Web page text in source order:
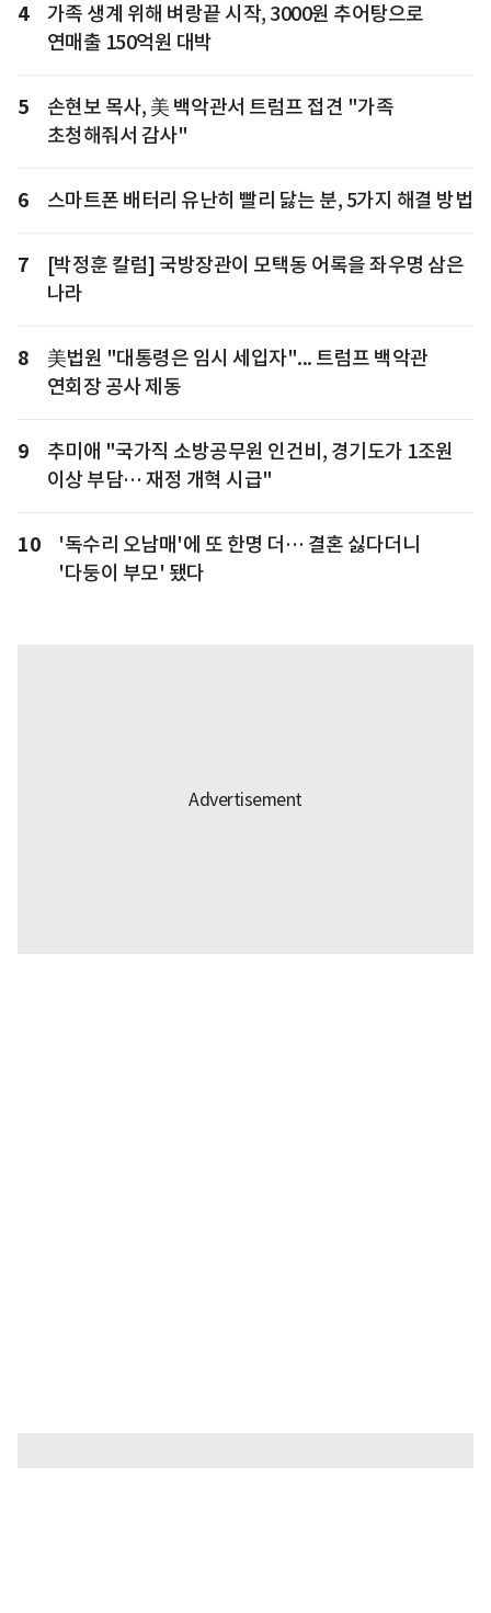
4
가족 생계 위해 벼랑끝 시작, 3000원 추어탕으로
연매출 150억원 대박
5
손현보 목사, 美 백악관서 트럼프 접견 "가족
초청해줘서 감사"
6 스마트폰 배터리 유난히 빨리 닳는 분, 5가지 해결 방법
7
[박정훈 칼럼] 국방장관이 모택동 어록을 좌우명 삼은
나라
8
美법원 "대통령은 임시 세입자"... 트럼프 백악관
연회장 공사 제동
9
추미애 "국가직 소방공무원 인건비, 경기도가 1조원
이상 부담… 재정 개혁 시급"
10
'독수리 오남매'에 또 한명 더… 결혼 싫다더니
'다둥이 부모' 됐다